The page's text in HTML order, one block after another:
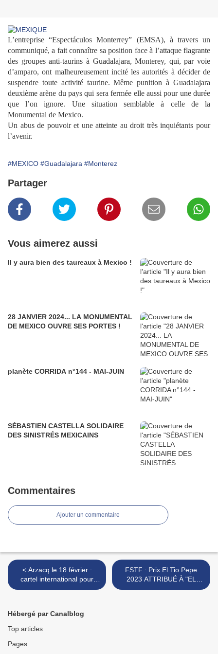
L’entreprise “Espectáculos Monterrey” (EMSA), à travers un
communiqué, a fait connaître sa position face à l’attaque flagrante
des groupes anti-taurins à Guadalajara, Monterey, qui, par voie
d’amparo, ont malheureusement incité les autorités à décider de
suspendre toute activité taurine. Même punition à Guadalajara
deuxième arène du pays qui sera fermée elle aussi pour une durée
que l’on ignore. Une situation semblable à celle de la
Monumental de Mexico.
Un abus de pouvoir et une atteinte au droit très inquiétants pour
l’avenir.
#MEXICO #Guadalajara #Monterez
Partager
Vous aimerez aussi
Il y aura bien des taureaux à Mexico !
28 JANVIER 2024... LA MONUMENTAL
DE MEXICO OUVRE SES PORTES !
planète CORRIDA n°144 - MAI-JUIN
SÉBASTIEN CASTELLA SOLIDAIRE
DES SINISTRÉS MEXICAINS
Commentaires
Ajouter un commentaire
< Arzacq le 18 février :
cartel international pour
l’ouverture de la temporada
FSTF : Prix El Tio Pepe
2023 ATTRIBUÉ À "EL
RAFI" >
Hébergé par Canalblog
Top articles
Pages